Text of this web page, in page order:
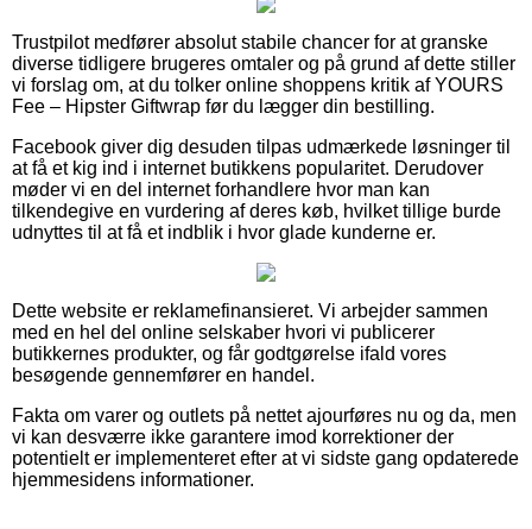
Trustpilot medfører absolut stabile chancer for at granske
diverse tidligere brugeres omtaler og på grund af dette stiller
vi forslag om, at du tolker online shoppens kritik af YOURS
Fee – Hipster Giftwrap før du lægger din bestilling.
Facebook giver dig desuden tilpas udmærkede løsninger til
at få et kig ind i internet butikkens popularitet. Derudover
møder vi en del internet forhandlere hvor man kan
tilkendegive en vurdering af deres køb, hvilket tillige burde
udnyttes til at få et indblik i hvor glade kunderne er.
Dette website er reklamefinansieret. Vi arbejder sammen
med en hel del online selskaber hvori vi publicerer
butikkernes produkter, og får godtgørelse ifald vores
besøgende gennemfører en handel.
Fakta om varer og outlets på nettet ajourføres nu og da, men
vi kan desværre ikke garantere imod korrektioner der
potentielt er implementeret efter at vi sidste gang opdaterede
hjemmesidens informationer.